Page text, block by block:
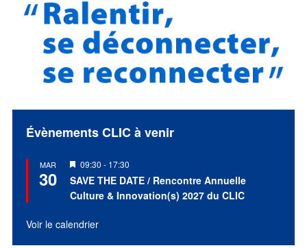
Évènements CLIC à venir
MAR
30
Mis
en
avant
09:30 - 17:30
SAVE THE DATE / Rencontre Annuelle
Culture & Innovation(s) 2027 du CLIC
Voir le calendrier